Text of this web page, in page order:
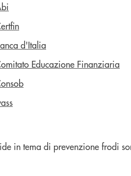
d'Italia
Educazione Finanziaria
in tema di prevenzione frodi